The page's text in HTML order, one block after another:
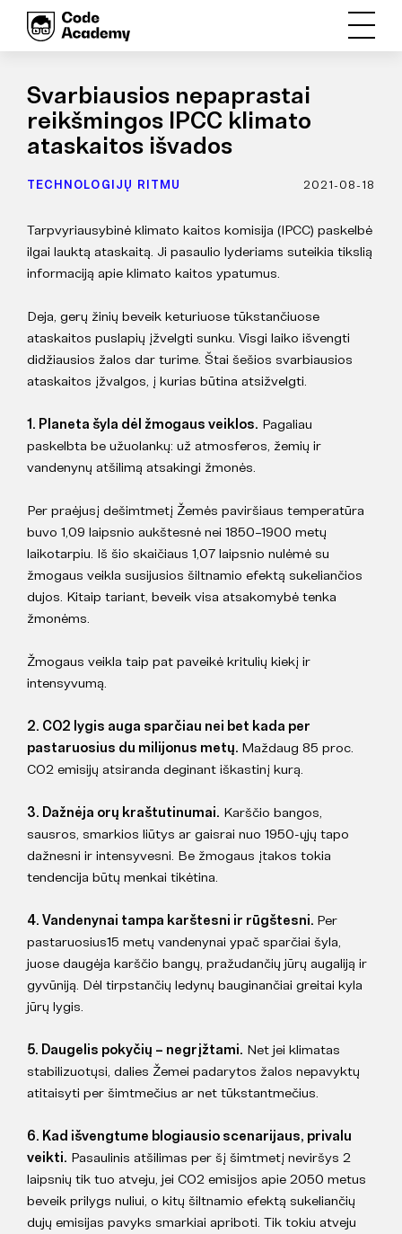
Svarbiausios nepaprastai
reikšmingos IPCC klimato
ataskaitos išvados
TECHNOLOGIJŲ RITMU 2021-08-18
Tarpvyriausybinė klimato kaitos komisija (IPCC) paskelbė
ilgai lauktą ataskaitą. Ji pasaulio lyderiams suteikia tikslią
informaciją apie klimato kaitos ypatumus.
Deja, gerų žinių beveik keturiuose tūkstančiuose
ataskaitos puslapių įžvelgti sunku. Visgi laiko išvengti
didžiausios žalos dar turime. Štai šešios svarbiausios
ataskaitos įžvalgos, į kurias būtina atsižvelgti.
1. Planeta šyla dėl žmogaus veiklos. Pagaliau
paskelbta be užuolankų: už atmosferos, žemių ir
vandenynų atšilimą atsakingi žmonės.
Per praėjusį dešimtmetį Žemės paviršiaus temperatūra
buvo 1,09 laipsnio aukštesnė nei 1850–1900 metų
laikotarpiu. Iš šio skaičiaus 1,07 laipsnio nulėmė su
žmogaus veikla susijusios šiltnamio efektą sukeliančios
dujos. Kitaip tariant, beveik visa atsakomybė tenka
žmonėms.
Žmogaus veikla taip pat paveikė kritulių kiekį ir
intensyvumą.
2. CO2 lygis auga sparčiau nei bet kada per
pastaruosius du milijonus metų. Maždaug 85 proc.
CO2 emisijų atsiranda deginant iškastinį kurą.
3. Dažnėja orų kraštutinumai. Karščio bangos,
sausros, smarkios liūtys ar gaisrai nuo 1950-ųjų tapo
dažnesni ir intensyvesni. Be žmogaus įtakos tokia
tendencija būtų menkai tikėtina.
4. Vandenynai tampa karštesni ir rūgštesni. Per
pastaruosius15 metų vandenynai ypač sparčiai šyla,
juose daugėja karščio bangų, pražudančių jūrų augaliją ir
gyvūniją. Dėl tirpstančių ledynų bauginančiai greitai kyla
jūrų lygis.
5. Daugelis pokyčių – negrįžtami. Net jei klimatas
stabilizuotųsi, dalies Žemei padarytos žalos nepavyktų
atitaisyti per šimtmečius ar net tūkstantmečius.
6. Kad išvengtume blogiausio scenarijaus, privalu
veikti. Pasaulinis atšilimas per šį šimtmetį neviršys 2
laipsnių tik tuo atveju, jei CO2 emisijos apie 2050 metus
beveik prilygs nuliui, o kitų šiltnamio efektą sukeliančių
dujų emisijas pavyks smarkiai apriboti. Tik tokiu atveju